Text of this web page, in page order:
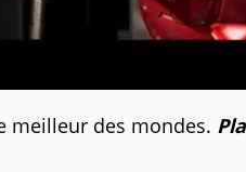
meilleur des mondes.